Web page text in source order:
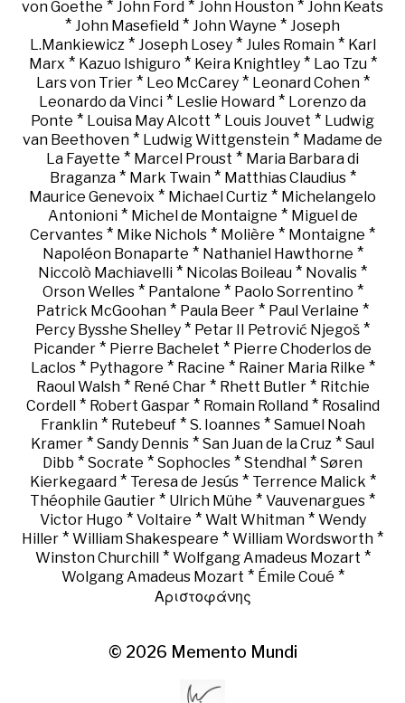
von Goethe * John Ford * John Houston * John Keats
* John Masefield * John Wayne * Joseph
L.Mankiewicz* Joseph Losey* Jules Romain* Karl
Marx * Kazuo Ishiguro * Keira Knightley* Lao Tzu*
Lars von Trier* Leo McCarey* Leonard Cohen*
Leonardo da Vinci * Leslie Howard * Lorenzo da
Ponte * Louisa May Alcott * Louis Jouvet * Ludwig
van Beethoven * Ludwig Wittgenstein * Madame de
La Fayette * Marcel Proust * Maria Barbara di
Braganza* Mark Twain* Matthias Claudius*
Maurice Genevoix * Michael Curtiz * Michelangelo
Antonioni* Michel de Montaigne * Miguel de
Cervantes * Mike Nichols * Molière * Montaigne *
Napoléon Bonaparte * Nathaniel Hawthorne *
Niccolò Machiavelli * Nicolas Boileau * Novalis *
Orson Welles* Pantalone * Paolo Sorrentino *
Patrick McGoohan * Paula Beer * Paul Verlaine *
Percy Bysshe Shelley * Petar II Petrović Njegoš *
Picander * Pierre Bachelet * Pierre Choderlos de
Laclos* Pythagore * Racine * Rainer Maria Rilke *
Raoul Walsh* René Char* Rhett Butler* Ritchie
Cordell * Robert Gaspar* Romain Rolland* Rosalind
Franklin* Rutebeuf* S. Ioannes* Samuel Noah
Kramer * Sandy Dennis * San Juan de la Cruz * Saul
Dibb * Socrate * Sophocles * Stendhal * Søren
Kierkegaard* Teresa de Jesús* Terrence Malick *
Théophile Gautier * Ulrich Mühe * Vauvenargues *
Victor Hugo * Voltaire * Walt Whitman* Wendy
Hiller * William Shakespeare * William Wordsworth *
Winston Churchill * Wolfgang Amadeus Mozart *
Wolgang Amadeus Mozart * Émile Coué *
Αριστοφάνης
© 2026 Memento Mundi